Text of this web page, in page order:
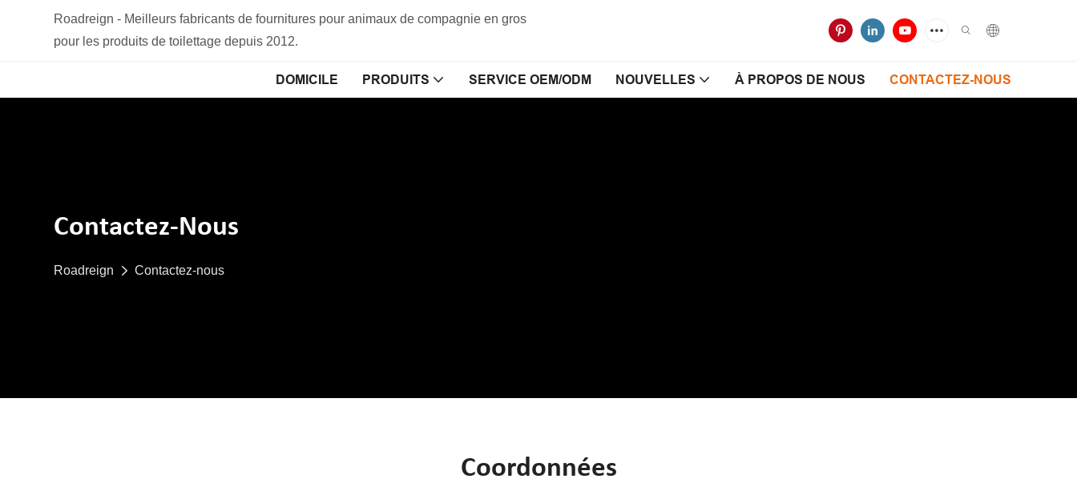
Roadreign - Meilleurs fabricants de fournitures pour animaux de compagnie en gros
pour les produits de toilettage depuis 2012.
DOMICILE PRODUITS SERVICE OEM/ODM NOUVELLES À PROPOS DE NOUS CONTACTEZ-NOUS
Contactez-Nous
Roadreign Contactez-nous
Coordonnées